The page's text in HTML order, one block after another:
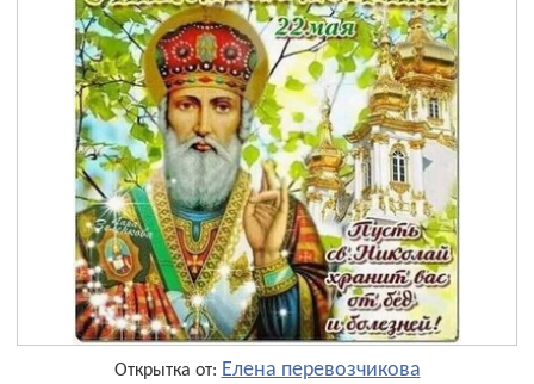
Открытка от: Елена перевозчикова